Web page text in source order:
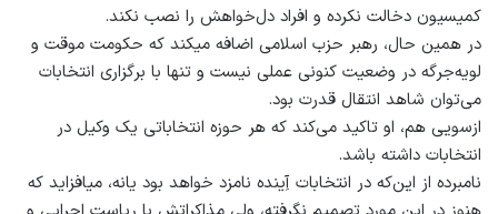
کمیسیون دخالت نکرده و افراد دل‏‌خواهش را نصب نکند.
در همین حال، رهبر حزب اسلامی اضافه می‏کند که حکومت موقت و
لویه‌جرگه در وضعیت کنونی عملی نیست و تنها با برگزاری انتخابات
می‌‏توان شاهد انتقال قدرت بود.
ازسویی هم، او تاکید می‌‏کند که هر حوزه انتخاباتی یک وکیل در
انتخابات داشته باشد.
نامبرده از این‌که در انتخابات آِینده نامزد خواهد بود یانه، می‏افزاید که